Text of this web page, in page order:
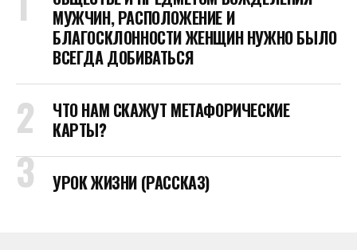
МУЖЧИН, РАСПОЛОЖЕНИЕ И
БЛАГОСКЛОННОСТИ ЖЕНЩИН НУЖНО БЫЛО
ВСЕГДА ДОБИВАТЬСЯ
ЧТО НАМ СКАЖУТ МЕТАФОРИЧЕСКИЕ
КАРТЫ?
УРОК ЖИЗНИ (РАССКАЗ)